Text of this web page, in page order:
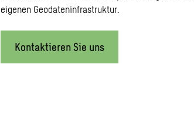
eigenen Geodateninfrastruktur.
Kontaktieren Sie uns